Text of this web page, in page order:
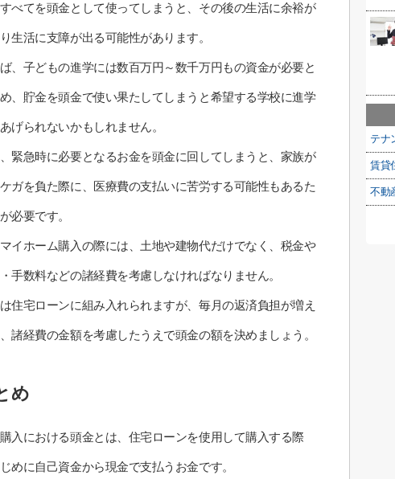
べてを頭金として使ってしまうと、その後の生活に余裕が
生活に支障が出る可能性があります。
、子どもの進学には数百万円～数千万円もの資金が必要と
、貯金を頭金で使い果たしてしまうと希望する学校に進学
げられないかもしれません。
緊急時に必要となるお金を頭金に回してしまうと、家族が
ガを負た際に、医療費の支払いに苦労する可能性もあるた
必要です。
イホーム購入の際には、土地や建物代だけでなく、税金や
手数料などの諸経費を考慮しなければなりません。
住宅ローンに組み入れられますが、毎月の返済負担が増え
諸経費の金額を考慮したうえで頭金の額を決めましょう。
め
入における頭金とは、住宅ローンを使用して購入する際
めに自己資金から現金で支払うお金です。
テナ
賃貸
不動